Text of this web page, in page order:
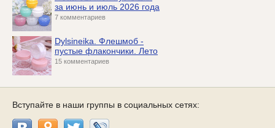
за июнь и июль 2026 года
7 комментариев
Dylsineika. Флешмоб -
пустые флакончики. Лето
15 комментариев
Вступайте в наши группы в социальных сетях: